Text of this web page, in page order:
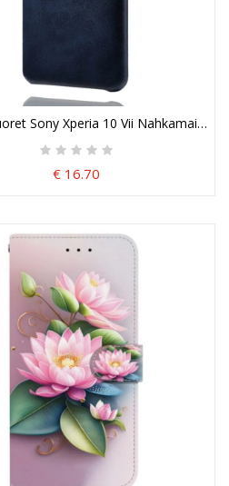
Sony Xperia 10 Vii Nahkamainen
€ 16.70